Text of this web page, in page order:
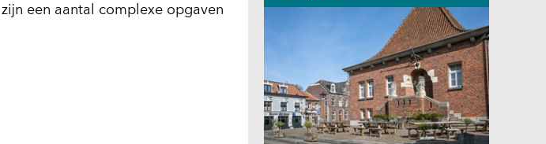
een aantal complexe opgaven